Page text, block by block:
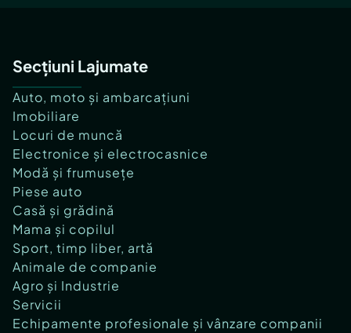
Secțiuni Lajumate
Auto, moto și ambarcațiuni
Imobiliare
Locuri de muncă
Electronice și electrocasnice
Modă și frumusețe
Piese auto
Casă și grădină
Mama și copilul
Sport, timp liber, artă
Animale de companie
Agro și Industrie
Servicii
Echipamente profesionale și vânzare companii